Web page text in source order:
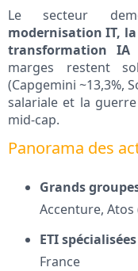
Le secteur
modernisation IT,
transformation IA
marges restent
(Capgemini ~13,3%,
salariale et la
mid-cap.
Panorama des
Grands
Accenture,
ETI spécialisées
France